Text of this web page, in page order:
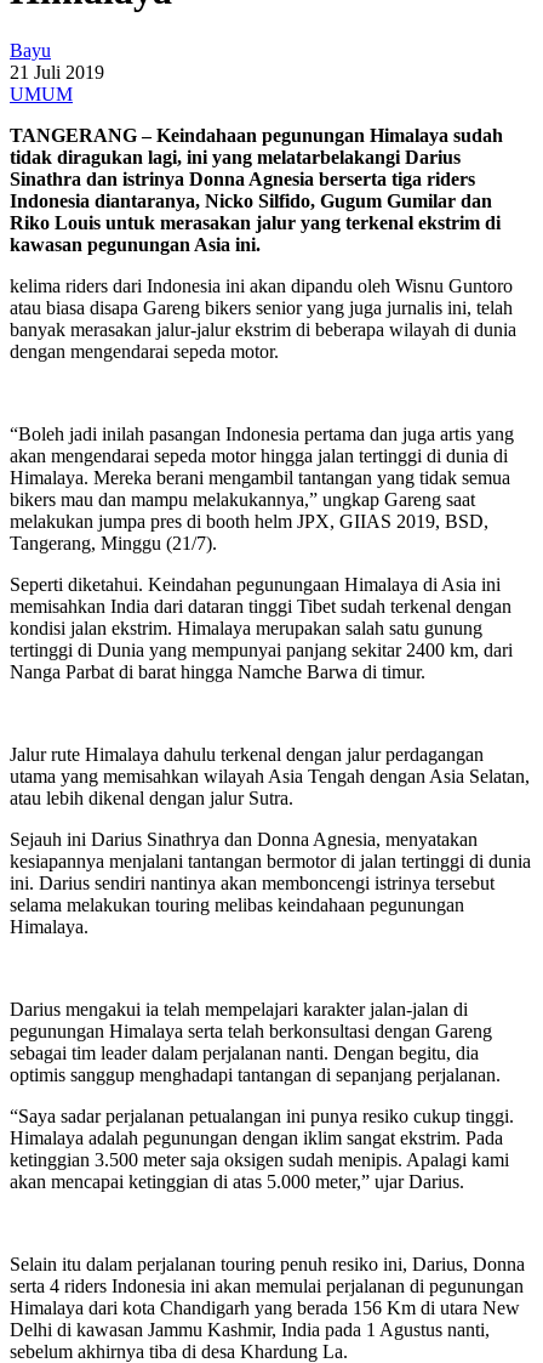
Bayu
21 Juli 2019
UMUM
TANGERANG – Keindahaan pegunungan Himalaya sudah
tidak diragukan lagi, ini yang melatarbelakangi Darius
Sinathra dan istrinya Donna Agnesia berserta tiga riders
Indonesia diantaranya, Nicko Silfido, Gugum Gumilar dan
Riko Louis untuk merasakan jalur yang terkenal ekstrim di
kawasan pegunungan Asia ini.
kelima riders dari Indonesia ini akan dipandu oleh Wisnu Guntoro
atau biasa disapa Gareng bikers senior yang juga jurnalis ini, telah
banyak merasakan jalur-jalur ekstrim di beberapa wilayah di dunia
dengan mengendarai sepeda motor.
“Boleh jadi inilah pasangan Indonesia pertama dan juga artis yang
akan mengendarai sepeda motor hingga jalan tertinggi di dunia di
Himalaya. Mereka berani mengambil tantangan yang tidak semua
bikers mau dan mampu melakukannya,” ungkap Gareng saat
melakukan jumpa pres di booth helm JPX, GIIAS 2019, BSD,
Tangerang, Minggu (21/7).
Seperti diketahui. Keindahan pegunungaan Himalaya di Asia ini
memisahkan India dari dataran tinggi Tibet sudah terkenal dengan
kondisi jalan ekstrim. Himalaya merupakan salah satu gunung
tertinggi di Dunia yang mempunyai panjang sekitar 2400 km, dari
Nanga Parbat di barat hingga Namche Barwa di timur.
Jalur rute Himalaya dahulu terkenal dengan jalur perdagangan
utama yang memisahkan wilayah Asia Tengah dengan Asia Selatan,
atau lebih dikenal dengan jalur Sutra.
Sejauh ini Darius Sinathrya dan Donna Agnesia, menyatakan
kesiapannya menjalani tantangan bermotor di jalan tertinggi di dunia
ini. Darius sendiri nantinya akan memboncengi istrinya tersebut
selama melakukan touring melibas keindahaan pegunungan
Himalaya.
Darius mengakui ia telah mempelajari karakter jalan-jalan di
pegunungan Himalaya serta telah berkonsultasi dengan Gareng
sebagai tim leader dalam perjalanan nanti. Dengan begitu, dia
optimis sanggup menghadapi tantangan di sepanjang perjalanan.
“Saya sadar perjalanan petualangan ini punya resiko cukup tinggi.
Himalaya adalah pegunungan dengan iklim sangat ekstrim. Pada
ketinggian 3.500 meter saja oksigen sudah menipis. Apalagi kami
akan mencapai ketinggian di atas 5.000 meter,” ujar Darius.
Selain itu dalam perjalanan touring penuh resiko ini, Darius, Donna
serta 4 riders Indonesia ini akan memulai perjalanan di pegunungan
Himalaya dari kota Chandigarh yang berada 156 Km di utara New
Delhi di kawasan Jammu Kashmir, India pada 1 Agustus nanti,
sebelum akhirnya tiba di desa Khardung La.